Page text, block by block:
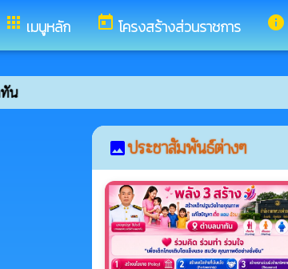
apps เมนูหลัก today โครงสร้างส่วนราชการ info
imageประชาสัมพันธ์ต่างๆ